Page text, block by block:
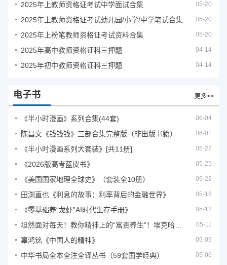
2025年上教师资格证考试中学面试合集 05-20
2025年上教师资格证考试幼儿园/小学/中学笔试合集 05-20
2025年上粉笔教师资格证考试资料合集 05-20
2025年高中教师资格证科三押题 04-14
2025年初中教师资格证科三押题 04-14
电子书 更多>>
《半小时漫画》系列合集(44套) 06-04
陈昌文《钱钱钱》三部合集完整版（非出版书籍） 06-01
《半小时漫画系列大套装》[共11册] 05-27
《2026版高考蓝皮书》 05-25
《美国国家地理全球史》（套装全10册） 05-22
田渕直也《利息的故事：利率背后的金融世界》 05-18
《零基础养“龙虾”AI时代生存手册》 05-12
05-11
辜鸿铭《中国人的精神》 05-09
中华书局全本全注全译丛书（59套国学经典） 05-06